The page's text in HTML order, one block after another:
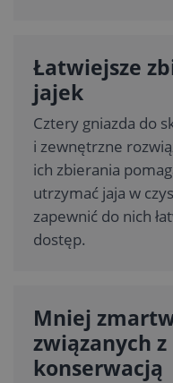
Łatwiejsze
jajek
Cztery gniazda do
i zewnętrzne
ich zbierania
utrzymać jaja w
zapewnić do nich
dostęp.
Mniej
związanych z
konserwacją